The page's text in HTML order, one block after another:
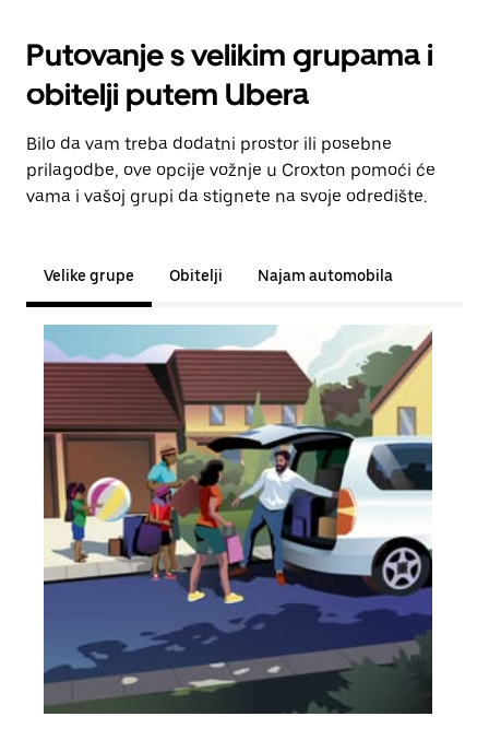
Putovanje s velikim grupama i
obitelji putem Ubera
Bilo da vam treba dodatni prostor ili posebne
prilagodbe, ove opcije vožnje u Croxton pomoći će
vama i vašoj grupi da stignete na svoje odredište.
Velike grupe Obitelji Najam automobila